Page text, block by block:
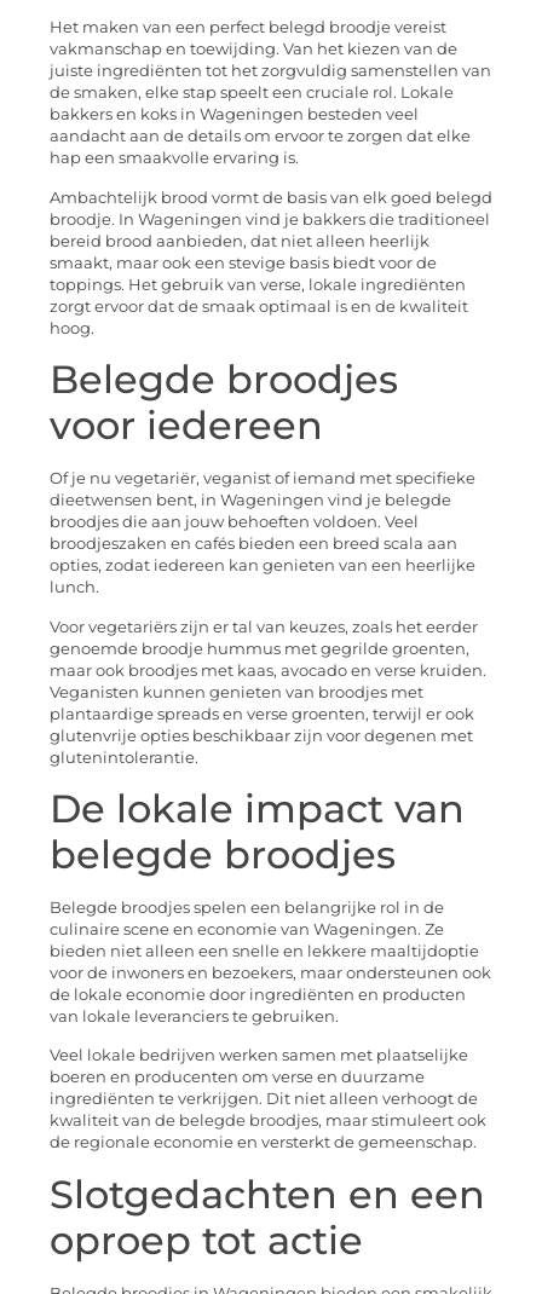
Het maken van een perfect belegd broodje vereist
vakmanschap en toewijding. Van het kiezen van de
juiste ingrediënten tot het zorgvuldig samenstellen van
de smaken, elke stap speelt een cruciale rol. Lokale
bakkers en koks in Wageningen besteden veel
aandacht aan de details om ervoor te zorgen dat elke
hap een smaakvolle ervaring is.
Ambachtelijk brood vormt de basis van elk goed belegd
broodje. In Wageningen vind je bakkers die traditioneel
bereid brood aanbieden, dat niet alleen heerlijk
smaakt, maar ook een stevige basis biedt voor de
toppings. Het gebruik van verse, lokale ingrediënten
zorgt ervoor dat de smaak optimaal is en de kwaliteit
hoog.
Belegde broodjes
voor iedereen
Of je nu vegetariër, veganist of iemand met specifieke
dieetwensen bent, in Wageningen vind je belegde
broodjes die aan jouw behoeften voldoen. Veel
broodjeszaken en cafés bieden een breed scala aan
opties, zodat iedereen kan genieten van een heerlijke
lunch.
Voor vegetariërs zijn er tal van keuzes, zoals het eerder
genoemde broodje hummus met gegrilde groenten,
maar ook broodjes met kaas, avocado en verse kruiden.
Veganisten kunnen genieten van broodjes met
plantaardige spreads en verse groenten, terwijl er ook
glutenvrije opties beschikbaar zijn voor degenen met
glutenintolerantie.
De lokale impact van
belegde broodjes
Belegde broodjes spelen een belangrijke rol in de
culinaire scene en economie van Wageningen. Ze
bieden niet alleen een snelle en lekkere maaltijdoptie
voor de inwoners en bezoekers, maar ondersteunen ook
de lokale economie door ingrediënten en producten
van lokale leveranciers te gebruiken.
Veel lokale bedrijven werken samen met plaatselijke
boeren en producenten om verse en duurzame
ingrediënten te verkrijgen. Dit niet alleen verhoogt de
kwaliteit van de belegde broodjes, maar stimuleert ook
de regionale economie en versterkt de gemeenschap.
Slotgedachten en een
oproep tot actie